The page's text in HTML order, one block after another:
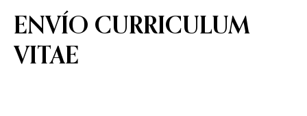
ENVÍO CURRICULUM
VITAE